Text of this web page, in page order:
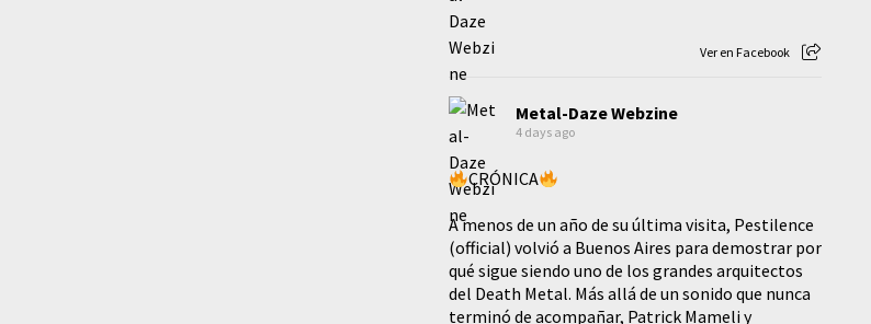
Ver en Facebook
Metal-Daze Webzine
4 days ago
CRÓNICA
A menos de un año de su última visita, Pestilence
(official) volvió a Buenos Aires para demostrar por
qué sigue siendo uno de los grandes arquitectos
del Death Metal. Más allá de un sonido que nunca
terminó de acompañar, Patrick Mameli y